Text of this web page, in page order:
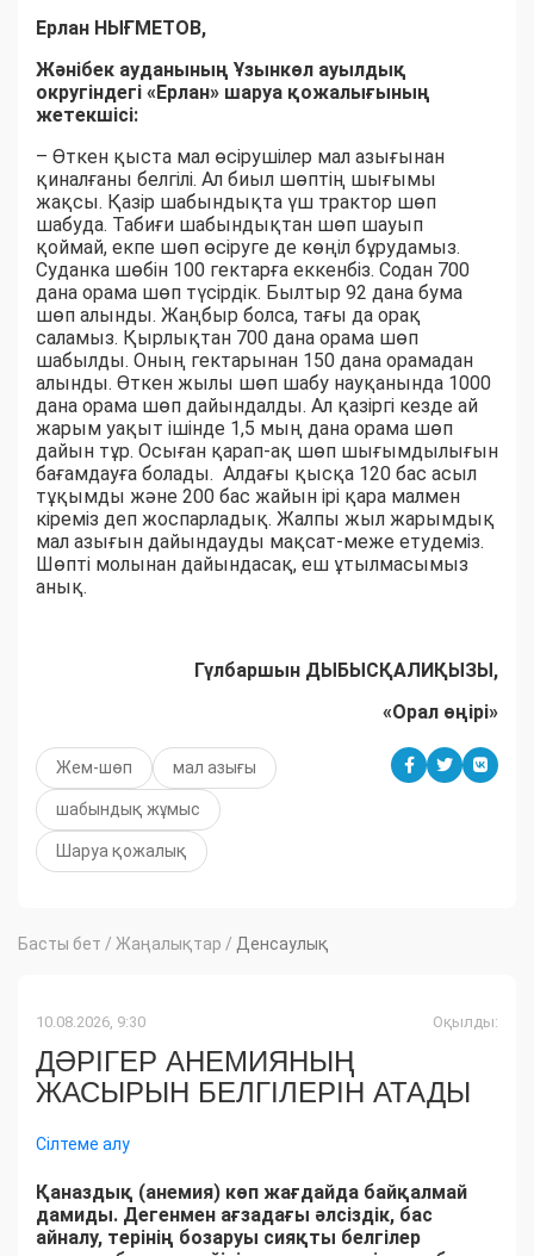
Ерлан НЫҒМЕТОВ,
Жәнібек ауданының Ұзынкөл ауылдық
округіндегі «Ерлан» шаруа қожалығының
жетекшісі:
– Өткен қыста мал өсірушілер мал азығынан
қиналғаны белгілі. Ал биыл шөптің шығымы
жақсы. Қазір шабындықта үш трактор шөп
шабуда. Табиғи шабындықтан шөп шауып
қоймай, екпе шөп өсіруге де көңіл бұрудамыз.
Суданка шөбін 100 гектарға еккенбіз. Содан 700
дана орама шөп түсірдік. Былтыр 92 дана бума
шөп алынды. Жаңбыр болса, тағы да орақ
саламыз. Қырлықтан 700 дана орама шөп
шабылды. Оның гектарынан 150 дана орамадан
алынды. Өткен жылы шөп шабу науқанында 1000
дана орама шөп дайындалды. Ал қазіргі кезде ай
жарым уақыт ішінде 1,5 мың дана орама шөп
дайын тұр. Осыған қарап-ақ шөп шығымдылығын
бағамдауға болады. Алдағы қысқа 120 бас асыл
тұқымды және 200 бас жайын ірі қара малмен
кіреміз деп жоспарладық. Жалпы жыл жарымдық
мал азығын дайындауды мақсат-меже етудеміз.
Шөпті молынан дайындасақ, еш ұтылмасымыз
анық.
Гүлбаршын ДЫБЫСҚАЛИҚЫЗЫ,
«Орал өңірі»
Жем-шөп мал азығы
шабындық жұмыс
Шаруа қожалық
Басты бет / Жаңалықтар / Денсаулық
10.08.2026, 9:30 Оқылды:
ДӘРІГЕР АНЕМИЯНЫҢ
ЖАСЫРЫН БЕЛГІЛЕРІН АТАДЫ
Сілтеме алу
Қаназдық (анемия) көп жағдайда байқалмай
дамиды. Дегенмен ағзадағы әлсіздік, бас
айналу, терінің бозаруы сияқты белгілер